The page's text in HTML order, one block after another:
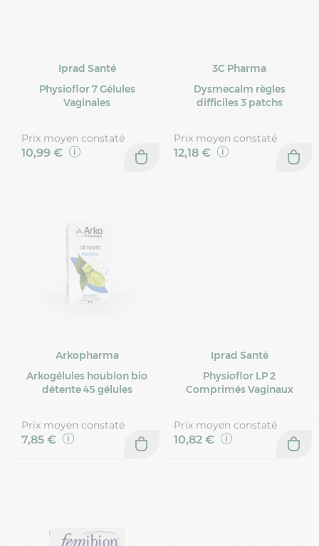
Iprad Santé
Physioflor 7 Gélules
Vaginales
Prix moyen constaté
10,99 €
3C Pharma
Dysmecalm règles
difficiles 3 patchs
Prix moyen constaté
12,18 €
Arkopharma
Arkogélules houblon bio
détente 45 gélules
Prix moyen constaté
7,85 €
Iprad Santé
Physioflor LP 2
Comprimés Vaginaux
Prix moyen constaté
10,82 €